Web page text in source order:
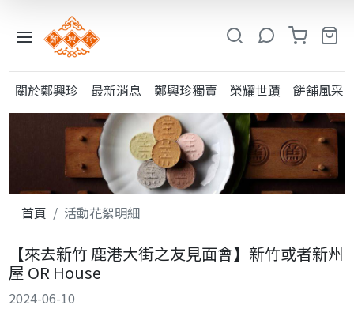
小
類
類
其
關於鄭興珍 最新消息 鄭興珍獨賣 榮耀世蹟 餅舖風采
首頁 活動花絮明細
【來去新竹 鹿港大街之友見面會】新竹或者新州
屋 OR House
2024-06-10